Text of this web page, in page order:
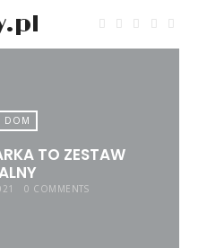
DOM
TO ZESTAW
0 COMMENTS